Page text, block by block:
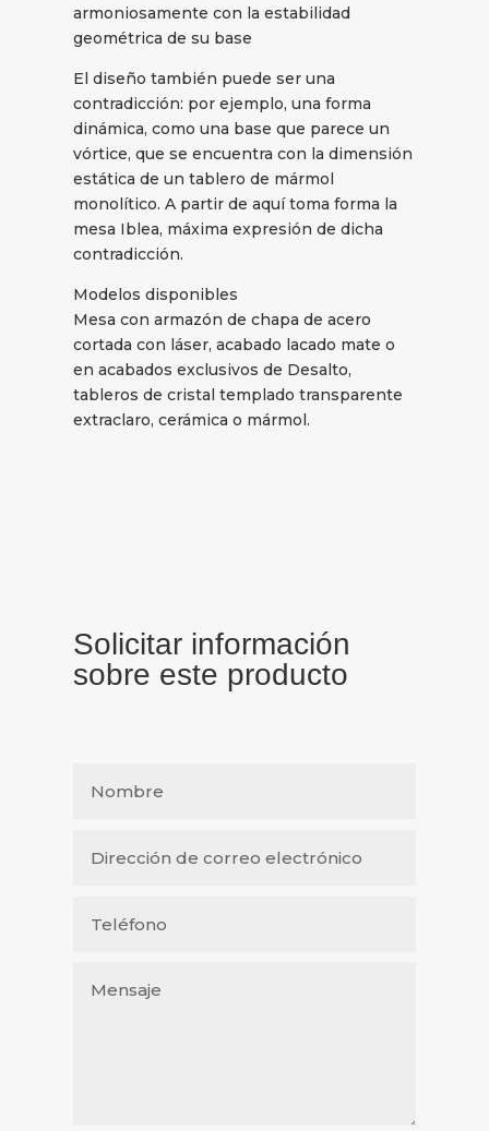
armoniosamente con la estabilidad
geométrica de su base
El diseño también puede ser una
contradicción: por ejemplo, una forma
dinámica, como una base que parece un
vórtice, que se encuentra con la dimensión
estática de un tablero de mármol
monolítico. A partir de aquí toma forma la
mesa Iblea, máxima expresión de dicha
contradicción.
Modelos disponibles
Mesa con armazón de chapa de acero
cortada con láser, acabado lacado mate o
en acabados exclusivos de Desalto,
tableros de cristal templado transparente
extraclaro, cerámica o mármol.
Solicitar información
sobre este producto